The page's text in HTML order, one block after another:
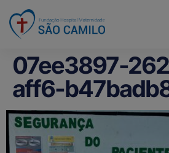
07ee3897-
aff6-